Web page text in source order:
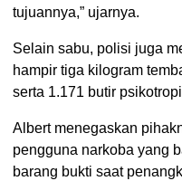
tujuannya,” ujarnya.
Selain sabu, polisi juga
hampir tiga kilogram
serta 1.171 butir
Albert menegaskan
pengguna narkoba yang
barang bukti saat